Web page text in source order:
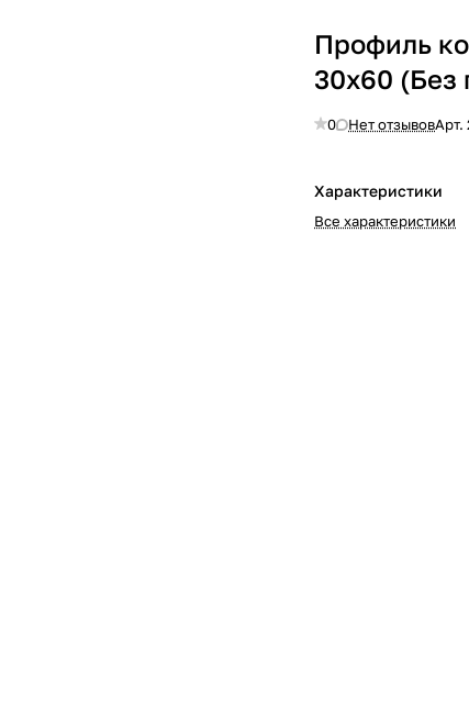
Профиль
30х60 (Без
0 Нет отзывовАрт.
Характеристики
Все характеристики